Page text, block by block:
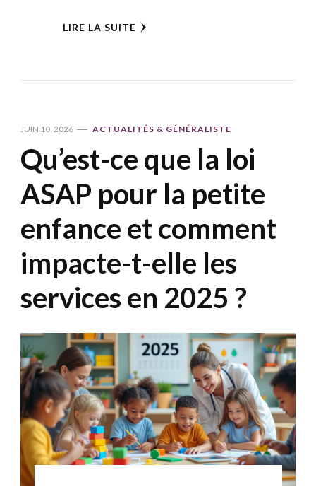
LIRE LA SUITE
JUIN 10, 2026 ACTUALITÉS & GÉNÉRALISTE
Qu’est-ce que la loi
ASAP pour la petite
enfance et comment
impacte-t-elle les
services en 2025 ?